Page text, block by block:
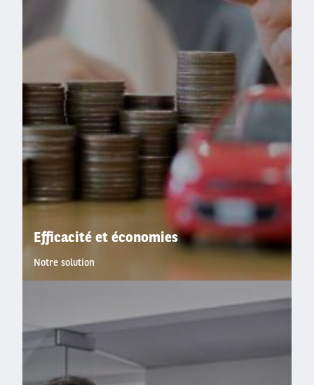
Efficacité et économies
Notre solution